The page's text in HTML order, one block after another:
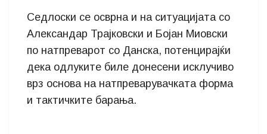
Седлоски се осврна и на ситуацијата со
Александар Трајковски и Бојан Миовски
по натпреварот со Данска, потенцирајќи
дека одлуките биле донесени исклучиво
врз основа на натпреварувачката форма
и тактичките барања.